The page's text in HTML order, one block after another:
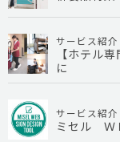
サービス紹介
【ホテル
に
サービス紹介
ミセル Ｗ